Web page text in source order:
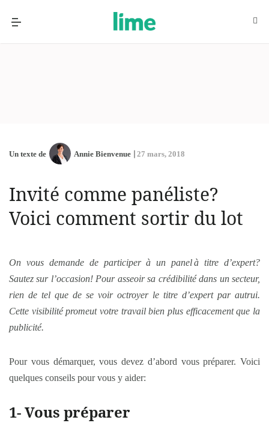
Un texte de Annie Bienvenue 27 mars, 2018
Invité comme panéliste?
Voici comment sortir du lot
On vous demande de participer à un panel à titre d’expert?
Sautez sur l’occasion! Pour asseoir sa crédibilité dans un secteur,
rien de tel que de se voir octroyer le titre d’expert par autrui.
Cette visibilité promeut votre travail bien plus efficacement que la
publicité.
Pour vous démarquer, vous devez d’abord vous préparer. Voici
quelques conseils pour vous y aider:
1- Vous préparer